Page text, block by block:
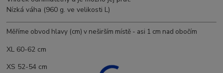
Nízká váha (960 g. ve velikosti L)
Měříme obvod hlavy (cm) v neširším místě - asi 1 cm nad obočím
XL 60-62 cm
XS 52-54 cm